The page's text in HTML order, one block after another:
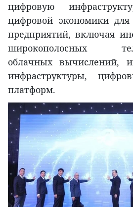
цифровую
цифровой экономики
предприятий, включая
широкополосных
облачных вычислений,
инфраструктуры,
платформ.